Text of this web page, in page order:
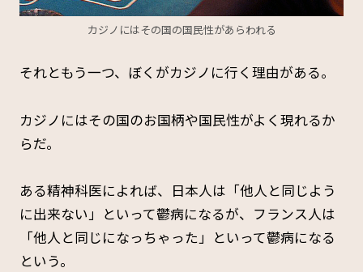
カジノにはその国の国民性があらわれる
それともう一つ、ぼくがカジノに行く理由がある。
カジノにはその国のお国柄や国民性がよく現れるか
らだ。
ある精神科医によれば、日本人は「他人と同じよう
に出来ない」といって鬱病になるが、フランス人は
「他人と同じになっちゃった」といって鬱病になる
という。